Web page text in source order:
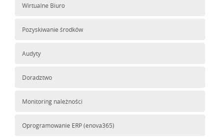
Wirtualne Biuro
Pozyskiwanie środków
Audyty
Doradztwo
Monitoring należności
Oprogramowanie ERP (enova365)